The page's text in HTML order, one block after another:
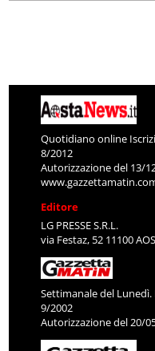
Quotidiano online
8/2012
Autorizzazione del 13/
Editore
LG PRESSE S.R.L.
via Festaz, 52 11100
Settimanale del
9/2002
Autorizzazione del 20/